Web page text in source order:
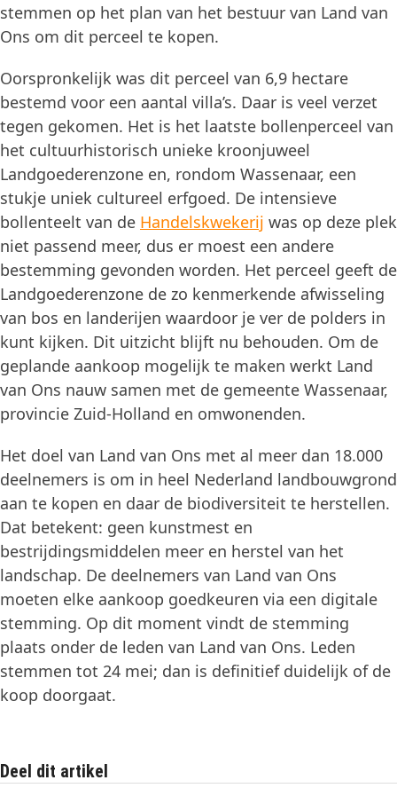
stemmen op het plan van het bestuur van Land van
Ons om dit perceel te kopen.
Oorspronkelijk was dit perceel van 6,9 hectare
bestemd voor een aantal villa’s. Daar is veel verzet
tegen gekomen. Het is het laatste bollenperceel van
het cultuurhistorisch unieke kroonjuweel
Landgoederenzone en, rondom Wassenaar, een
stukje uniek cultureel erfgoed. De intensieve
bollenteelt van de Handelskwekerij was op deze plek
niet passend meer, dus er moest een andere
bestemming gevonden worden. Het perceel geeft de
Landgoederenzone de zo kenmerkende afwisseling
van bos en landerijen waardoor je ver de polders in
kunt kijken. Dit uitzicht blijft nu behouden. Om de
geplande aankoop mogelijk te maken werkt Land
van Ons nauw samen met de gemeente Wassenaar,
provincie Zuid-Holland en omwonenden.
Het doel van Land van Ons met al meer dan 18.000
deelnemers is om in heel Nederland landbouwgrond
aan te kopen en daar de biodiversiteit te herstellen.
Dat betekent: geen kunstmest en
bestrijdingsmiddelen meer en herstel van het
landschap. De deelnemers van Land van Ons
moeten elke aankoop goedkeuren via een digitale
stemming. Op dit moment vindt de stemming
plaats onder de leden van Land van Ons. Leden
stemmen tot 24 mei; dan is definitief duidelijk of de
koop doorgaat.
Deel dit artikel